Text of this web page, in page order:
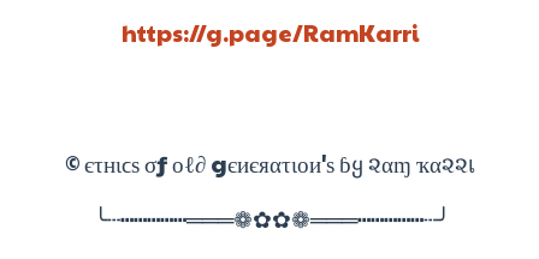
https://g.page/RamKarri
© єτнιϲѕ σƒ οℓ∂ gєиєяατιοи'ѕ ɓყ ૨αɱ ҡα૨૨เ
╰┄┅┅┅┅┅═══❁✿✿❁═══┅┅┅┅┅┄╯